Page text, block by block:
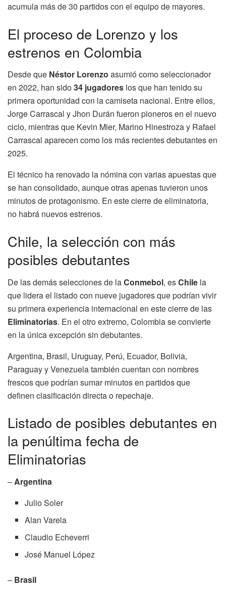
acumula más de 30 partidos con el equipo de mayores.
El proceso de Lorenzo y los
estrenos en Colombia
Desde que Néstor Lorenzo asumió como seleccionador
en 2022, han sido34 jugadores los que han tenido su
primera oportunidad con la camiseta nacional. Entre ellos,
Jorge Carrascal y Jhon Durán fueron pioneros en el nuevo
ciclo, mientras que Kevin Mier, Marino Hinestroza y Rafael
Carrascal aparecen como los más recientes debutantes en
2025.
El técnico ha renovado la nómina con varias apuestas que
se han consolidado, aunque otras apenas tuvieron unos
minutos de protagonismo. En este cierre de eliminatoria,
no habrá nuevos estrenos.
Chile, la selección con más
posibles debutantes
De las demás selecciones de laConmebol, esChile la
que lidera el listado con nueve jugadores que podrían vivir
su primera experiencia internacional en este cierre de las
Eliminatorias. En el otro extremo, Colombia se convierte
en la única excepción sin debutantes.
Argentina, Brasil, Uruguay, Perú, Ecuador, Bolivia,
Paraguay y Venezuela también cuentan con nombres
frescos que podrían sumar minutos en partidos que
definen clasificación directa o repechaje.
Listado de posibles debutantes en
la penúltima fecha de
Eliminatorias
–Argentina
Julio Soler
Alan Varela
Claudio Echeverri
José Manuel López
– Brasil